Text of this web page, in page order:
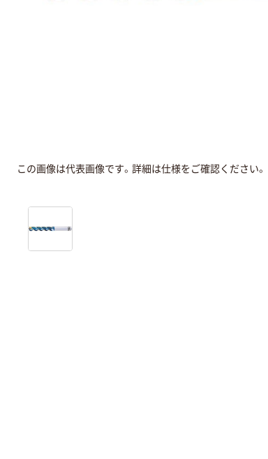
この画像は代表画像です。詳細は仕様をご確認ください。